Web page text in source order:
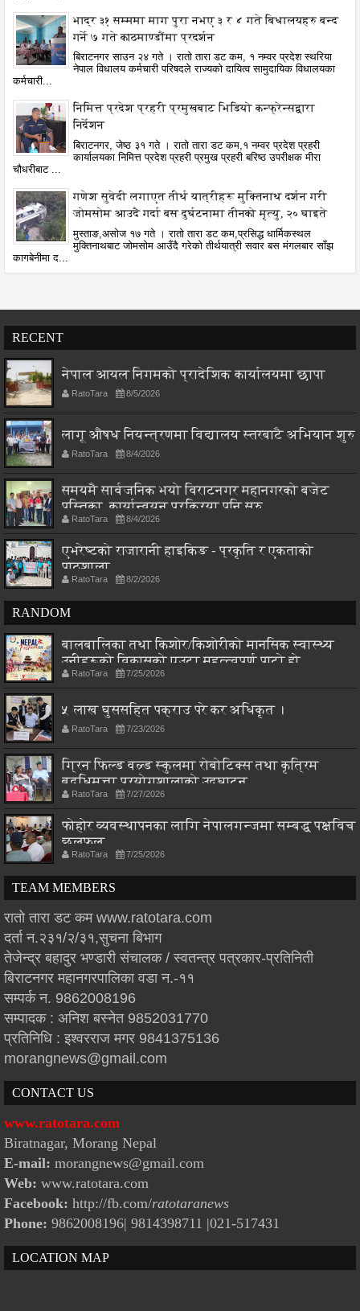
भाद्र ३१ सम्ममा माग पुरा नभए ३ र ४ गते बिधालयहरु बन्द
गर्ने ७ गते काठमाण्डौंमा प्रदर्शन
बिराटनगर साउन २४ गते । रातो तारा डट कम, १ नम्वर प्रदेश स्थरिया
नेपाल विधालय कर्मचारी परिषदले राज्यको दायित्व सामुदायिक विधालयका
कर्मचारी...
निमित्त प्रदेश प्रहरी प्रमुखबाट भिडियो कन्फ्रेन्सद्वारा
निर्देशन
बिराटनगर, जेष्ठ ३१ गते । रातो तारा डट कम,१ नम्वर प्रदेश प्रहरी
कार्यालयका निमित्त प्रदेश प्रहरी प्रमुख प्रहरी बरिष्ठ उपरीक्षक मीरा
चौधरीबाट ...
गणेश सुवेदी लगाएत तीर्थ यात्रीहरू मुक्तिनाथ दर्शन गरी
जोमसोम आउदै गर्दा बस दुर्घटनामा तीनको मृत्यु, २० घाइते
मुस्ताङ,असोज १७ गते । रातो तारा डट कम,प्रसिद्ध धार्मिकस्थल
मुक्तिनाथबाट जोमसोम आउँदै गरेको तीर्थयात्री सवार बस मंगलबार साँझ
कागबेनीमा द...
RECENT
नेपाल आयल निगमको प्रादेशिक कार्यालयमा छापा
RatoTara 8/5/2026
लागू औषध नियन्त्रणमा विद्यालय स्तरबाटै अभियान शुरु
RatoTara 8/4/2026
समयमै सार्वजनिक भयो विराटनगर महानगरको बजेट
पुस्तिका, कार्यान्वयन प्रक्रिया पनि सुरु
RatoTara 8/4/2026
एभरेष्टको राजारानी हाइकिङ - प्रकृति र एकताको
पाठशाला
RatoTara 8/2/2026
RANDOM
बालबालिका तथा किशोर/किशोरीको मानसिक स्वास्थ्य
उनीहरूको विकासको एउटा महत्त्वपूर्ण पाटो हो
RatoTara 7/25/2026
५ लाख घुससहित पक्राउ परे कर अधिकृत ।
RatoTara 7/23/2026
ग्रिन फिल्ड वल्र्ड स्कुलमा रोबोटिक्स तथा कृत्रिम
बुद्धिमत्ता प्रयोगशालाको उद्घाटन
RatoTara 7/27/2026
फोहोर व्यवस्थापनका लागि नेपालगन्जमा सम्बद्ध पक्षविच
छलफल
RatoTara 7/25/2026
TEAM MEMBERS
रातो तारा डट कम www.ratotara.com
दर्ता न.२३१/२/३१,सुचना बिभाग
तेजेन्द्र बहादुर भण्डारी संचालक / स्वतन्त्र पत्रकार-प्रतिनिती
बिराटनगर महानगरपालिका वडा न.-११
सम्पर्क न. 9862008196
सम्पादक : अनिश बस्नेत 9852031770
प्रतिनिधि : इश्वरराज मगर 9841375136
morangnews@gmail.com
CONTACT US
www.ratotara.com
Biratnagar, Morang Nepal
E-mail: morangnews@gmail.com
Web: www.ratotara.com
Facebook: http://fb.com/ratotaranews
Phone: 9862008196| 9814398711 |021-517431
LOCATION MAP